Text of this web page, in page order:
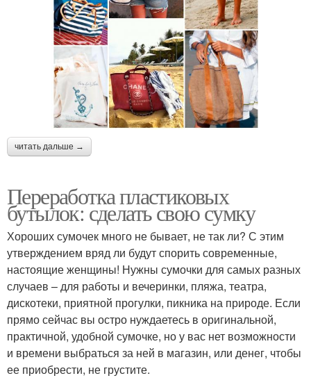
читать дальше →
Переработка пластиковых
бутылок: сделать свою сумку
Хороших сумочек много не бывает, не так ли? С этим
утверждением вряд ли будут спорить современные,
настоящие женщины! Нужны сумочки для самых разных
случаев – для работы и вечеринки, пляжа, театра,
дискотеки, приятной прогулки, пикника на природе. Если
прямо сейчас вы остро нуждаетесь в оригинальной,
практичной, удобной сумочке, но у вас нет возможности
и времени выбраться за ней в магазин, или денег, чтобы
ее приобрести, не грустите.